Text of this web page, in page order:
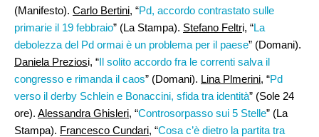
(Manifesto). Carlo Bertini, “Pd, accordo contrastato sulle
primarie il 19 febbraio” (La Stampa). Stefano Feltri, “La
debolezza del Pd ormai è un problema per il paese” (Domani).
Daniela Preziosi, “Il solito accordo fra le correnti salva il
congresso e rimanda il caos” (Domani). Lina Plmerini, “Pd
verso il derby Schlein e Bonaccini, sfida tra identità” (Sole 24
ore). Alessandra Ghisleri, “Controsorpasso sui 5 Stelle” (La
Stampa). Francesco Cundari, “Cosa c’è dietro la partita tra